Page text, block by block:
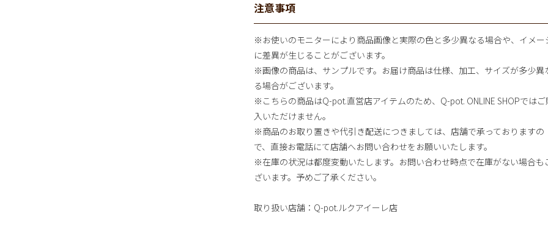
注意事項
※お使いのモニターにより商品画像と実際の色と多少異なる場合や、イメー
に差異が生じることがございます。
※画像の商品は、サンプルです。お届け商品は仕様、加工、サイズが多少異
る場合がございます。
※こちらの商品はQ-pot.直営店アイテムのため、Q-pot. ONLINE SHOPではご
入いただけません。
※商品のお取り置きや代引き配送につきましては、店舗で承っておりますの
で、直接お電話にて店舗へお問い合わせをお願いいたします。
※在庫の状況は都度変動いたします。お問い合わせ時点で在庫がない場合も
ざいます。予めご了承ください。
取り扱い店舗：Q-pot.ルクアイーレ店